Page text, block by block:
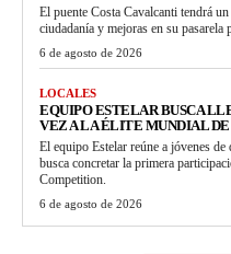
El puente Costa Cavalcanti tendrá
ciudadanía y mejoras en su pasarela
6 de agosto de 2026
LOCALES
EQUIPO ESTELAR BUSCA
VEZ A LA ÉLITE MUNDIAL
El equipo Estelar reúne a jóvenes
busca concretar la primera
Competition.
6 de agosto de 2026